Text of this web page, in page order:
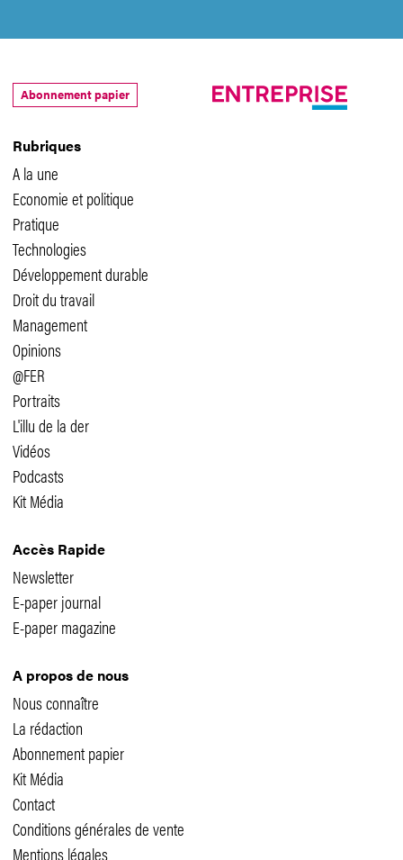
Rubriques
A la une
Economie et politique
Pratique
Technologies
Développement durable
Droit du travail
Management
Opinions
@FER
Portraits
L'illu de la der
Vidéos
Podcasts
Kit Média
Accès Rapide
Newsletter
E-paper journal
E-paper magazine
A propos de nous
Nous connaître
La rédaction
Abonnement papier
Kit Média
Contact
Conditions générales de vente
Mentions légales
Abonnement papier